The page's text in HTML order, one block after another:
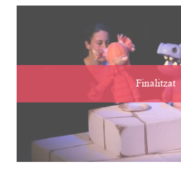
Finalitzat